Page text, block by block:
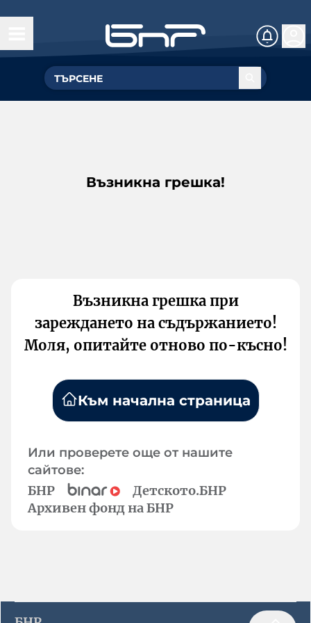
Възникна грешка!
Възникна грешка при
зареждането на съдържанието!
Моля, опитайте отново по-късно!
Към начална страница
Или проверете още от нашите
сайтове:
БНР
Детското.БНР
Архивен фонд на БНР